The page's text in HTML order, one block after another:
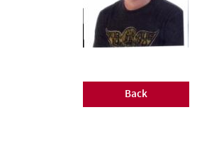
Back